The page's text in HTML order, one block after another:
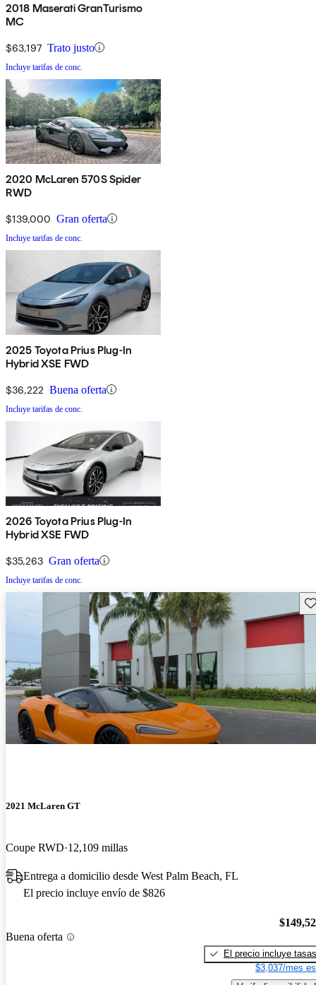
2018 Maserati GranTurismo
MC
$63,197 Trato justo
Incluye tarifas de conc.
2020 McLaren 570S Spider
RWD
$139,000 Gran oferta
Incluye tarifas de conc.
2025 Toyota Prius Plug-In
Hybrid XSE FWD
$36,222 Buena oferta
Incluye tarifas de conc.
2026 Toyota Prius Plug-In
Hybrid XSE FWD
$35,263 Gran oferta
Incluye tarifas de conc.
2021 McLaren GT
Coupe RWD 12,109 millas
Entrega a domicilio desde West Palm Beach, FL
El precio incluye envío de $826
Buena oferta
El precio incluye tasas
$3,037/mes